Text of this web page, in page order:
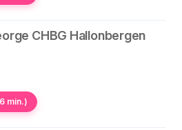
CHBG Hallonbergen
min.)